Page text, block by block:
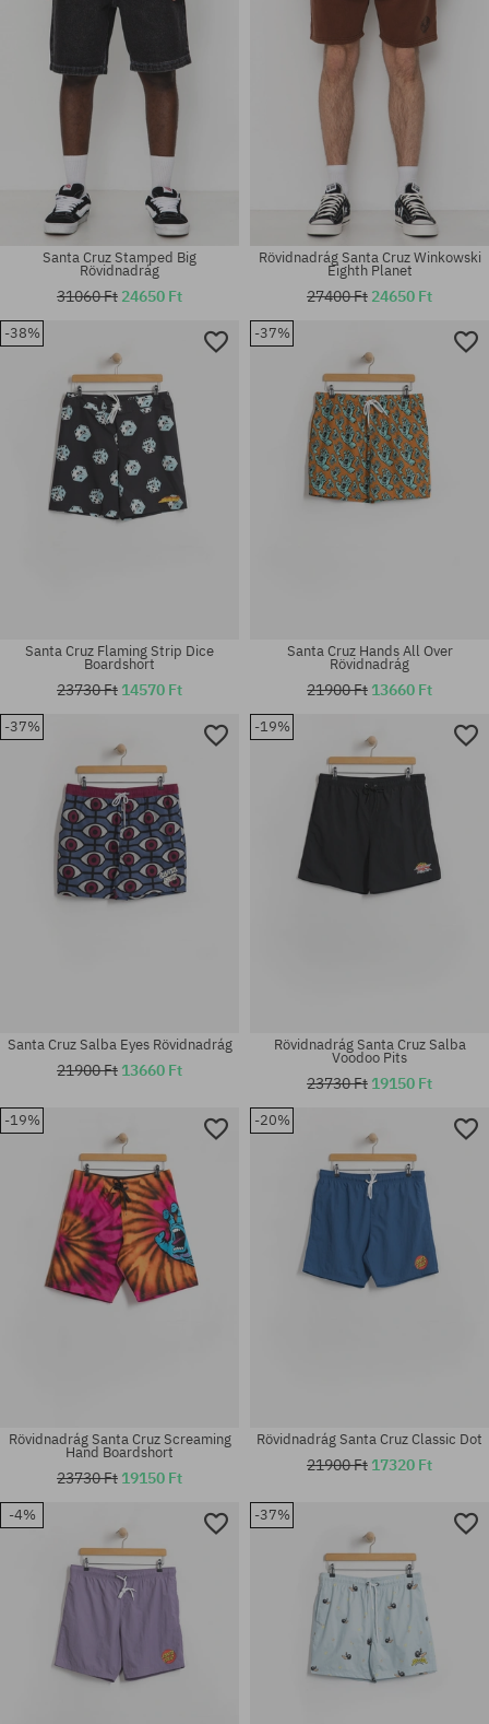
Elérhető méretek:
Elérhető méretek:
Elérhető méretek:
Santa Cruz Stamped Big
Rövidnadrág
31060 Ft 24650 Ft
Elérhető méretek:
Rövidnadrág Santa Cruz Winkowski
Eighth Planet
27400 Ft 24650 Ft
-38%
Elérhető méretek:
Santa Cruz Flaming Strip Dice
Boardshort
23730 Ft 14570 Ft
-37%
Elérhető méretek:
Santa Cruz Hands All Over
Rövidnadrág
21900 Ft 13660 Ft
-37%
Elérhető méretek:
Santa Cruz Salba Eyes Rövidnadrág
21900 Ft 13660 Ft
-19%
Elérhető méretek:
Rövidnadrág Santa Cruz Salba
Voodoo Pits
23730 Ft 19150 Ft
-19%
Rövidnadrág Santa Cruz Screaming
Hand Boardshort
23730 Ft 19150 Ft
-20%
Rövidnadrág Santa Cruz Classic Dot
21900 Ft 17320 Ft
-4% -37%